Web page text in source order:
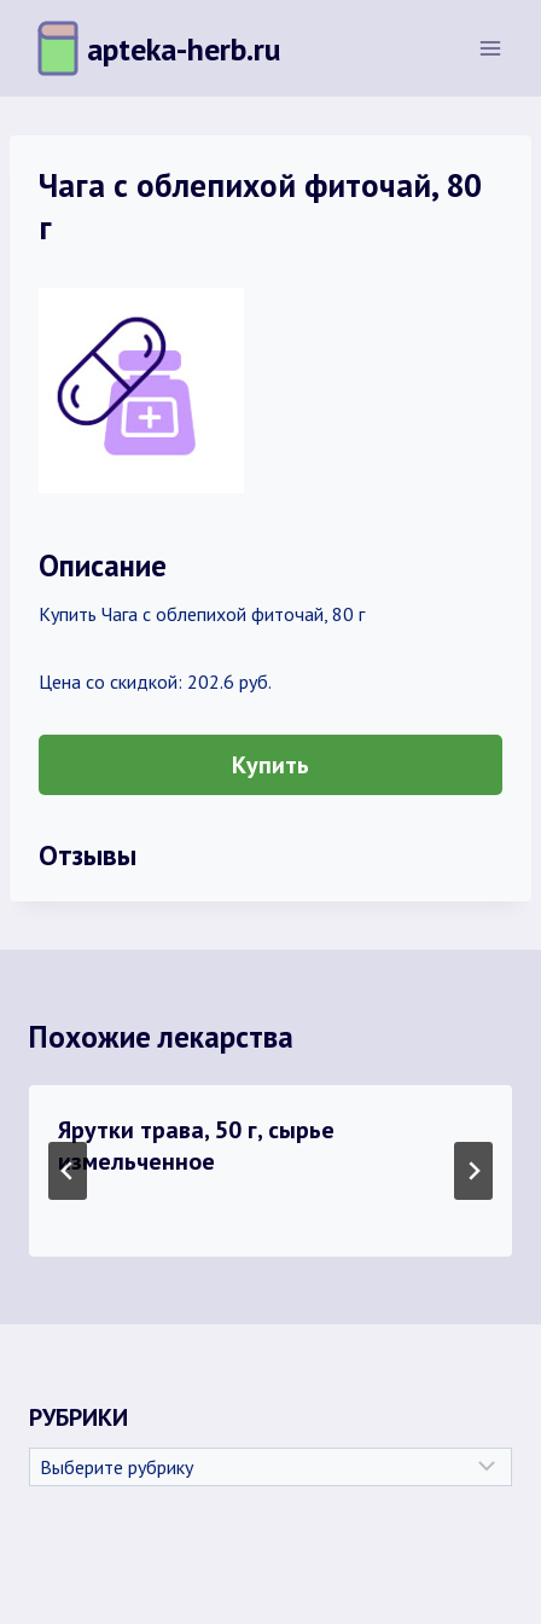
Перейти
содержимому
apteka-herb.ru
Чага с облепихой фиточай, 80
г
Описание
Купить Чага с облепихой фиточай, 80 г
Цена со скидкой: 202.6 руб.
Купить
Отзывы
Похожие лекарства
Ярутки трава, 50 г, сырье
измельченное
РУБРИКИ
Рубрики